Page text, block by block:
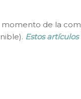
de la
Estos